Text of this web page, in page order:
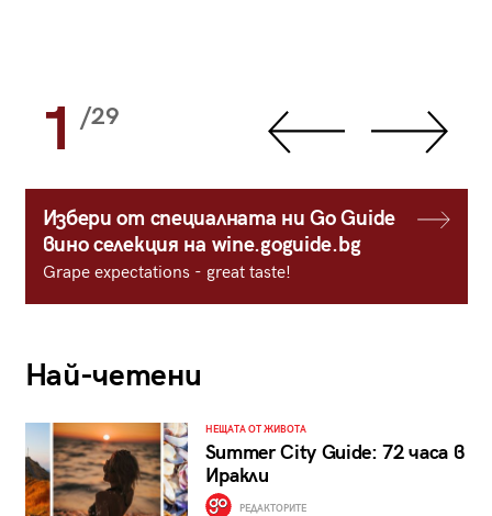
1 /29
Избери от специалната ни Go Guide
вино селекция на wine.goguide.bg
Grape expectations - great taste!
Най-четени
НЕЩАТА ОТ ЖИВОТА
Summer City Guide: 72 часа в
Иракли
РЕДАКТОРИТЕ